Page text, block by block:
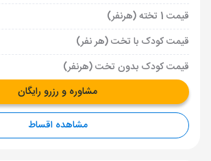
قیمت 1 تخته (هرنفر)
قیمت کودک با تخت (هر نفر)
قیمت کودک بدون تخت (هرنفر)
مشاوره و رزرو رایگان
مشاهده اقساط